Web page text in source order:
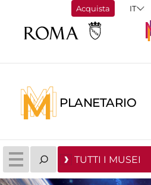
Acquista
PLANETARIO
TUTTI I MUSEI